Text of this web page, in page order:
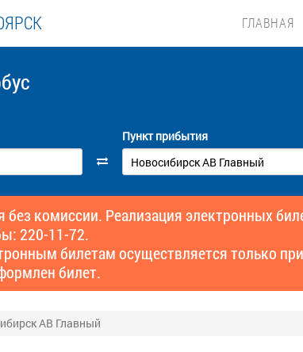
ГЛАВНАЯ
Пункт прибытия
комиссии. Реализация электронных
220-11-72.
билетам осуществляется только
билет.
АВ Главный